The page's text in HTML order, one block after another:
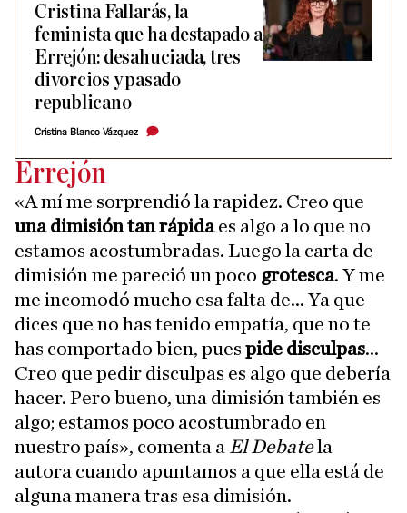
Cristina Fallarás, la
feminista que ha destapado a
Errejón: desahuciada, tres
divorcios y pasado
republicano
Cristina Blanco Vázquez
Errejón
«A mí me sorprendió la rapidez. Creo que
una dimisión tan rápidaes algo a lo que no
estamos acostumbradas. Luego la carta de
dimisión me pareció un poco grotesca. Y me
me incomodó mucho esa falta de... Ya que
dices que no has tenido empatía, que no te
has comportado bien, pues pide disculpas...
Creo que pedir disculpas es algo que debería
hacer. Pero bueno, una dimisión también es
algo; estamos poco acostumbrado en
nuestro país», comenta a El Debatela
autora cuando apuntamos a que ella está de
alguna manera tras esa dimisión.